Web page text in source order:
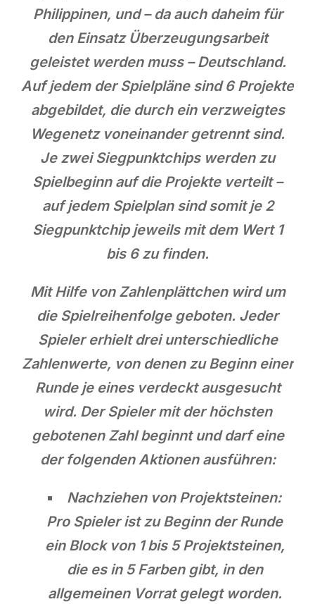
Philippinen, und – da auch daheim für
den Einsatz Überzeugungsarbeit
geleistet werden muss – Deutschland.
Auf jedem der Spielpläne sind 6 Projekte
abgebildet, die durch ein verzweigtes
Wegenetz voneinander getrennt sind.
Je zwei Siegpunktchips werden zu
Spielbeginn auf die Projekte verteilt –
auf jedem Spielplan sind somit je 2
Siegpunktchip jeweils mit dem Wert 1
bis 6 zu finden.
Mit Hilfe von Zahlenplättchen wird um
die Spielreihenfolge geboten. Jeder
Spieler erhielt drei unterschiedliche
Zahlenwerte, von denen zu Beginn einer
Runde je eines verdeckt ausgesucht
wird. Der Spieler mit der höchsten
gebotenen Zahl beginnt und darf eine
der folgenden Aktionen ausführen:
Nachziehen von Projektsteinen:
Pro Spieler ist zu Beginn der Runde
ein Block von 1 bis 5 Projektsteinen,
die es in 5 Farben gibt, in den
allgemeinen Vorrat gelegt worden.